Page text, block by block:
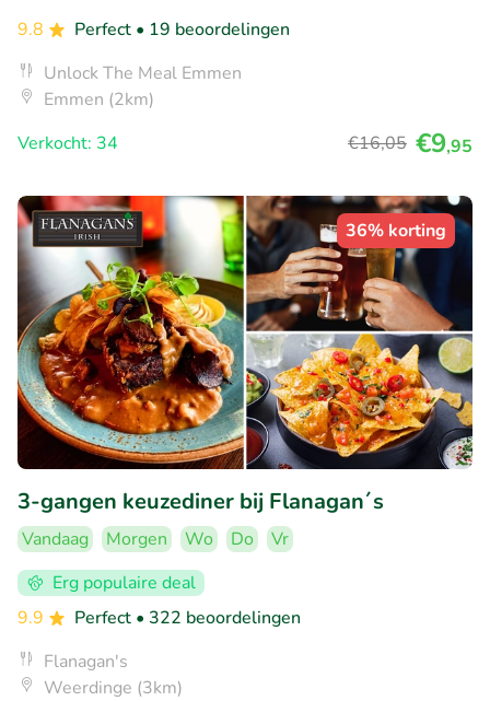
9.8
Perfect • 19 beoordelingen
Unlock The Meal Emmen
Emmen (2km)
Verkocht: 34
€16,05 €9,95
36% korting
3-gangen keuzediner bij Flanagan´s
Vandaag Morgen Wo Do
Vr
Erg populaire deal
9.9
Perfect • 322 beoordelingen
Flanagan's
Weerdinge (3km)